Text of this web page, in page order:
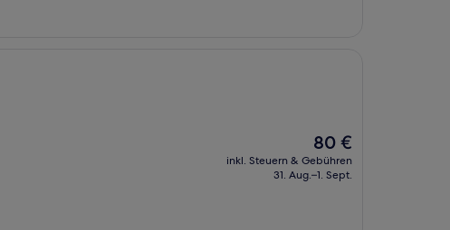
Der
Preis
beträgt
80 €
inkl. Steuern & Gebühren
31. Aug.–1. Sept.